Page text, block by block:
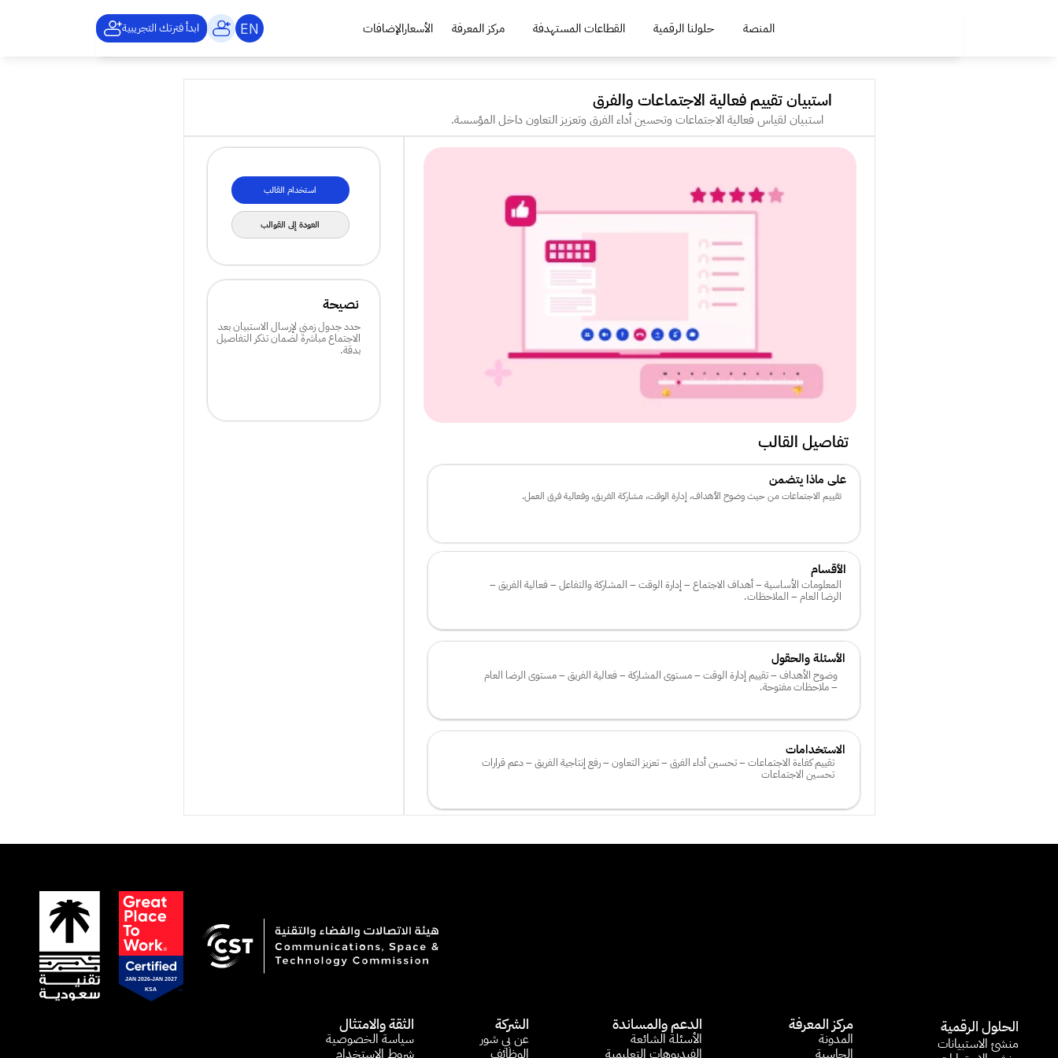
ابدأ فترتك التجريبية EN الإضافاتالأسعار مركز المعرفة القطاعات المستهدفة حلولنا الرقمية المنصة
استبيان تقييم فعالية الاجتماعات والفرق
استبيان لقياس فعالية الاجتماعات وتحسين أداء الفرق وتعزيز التعاون داخل المؤسسة.
استخدام القالب
العودة إلى القوالب
بدقة.
نصيحة
على ماذا يتضمن
تقييم الاجتماعات من حيث وضوح الأهداف، إدارة الوقت، مشاركة الفريق، وفعالية فرق العمل.
الأقسام
الرضا العام – الملاحظات.
الأسئلة والحقول
– ملاحظات مفتوحة.
تحسين الاجتماعات
الاستخدامات
تفاصيل القالب
الثقة والامتثال
سياسة الخصوصية
شروط الاستخدام
الشركة
عن بي شور
الوظائف
الدعم والمساندة
الأسئلة الشائعة​
الفيديوهات التعليمية
مركز المعرفة
المدونة
الحاسبة
الحلول الرقمية
منشئ الاستبيانات​